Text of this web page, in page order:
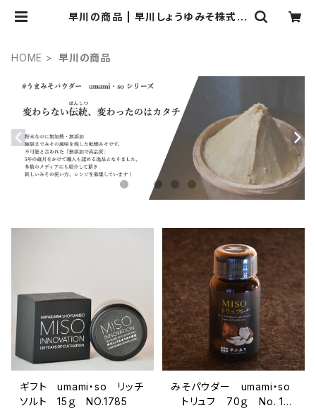
早川の商品 | 早川しょうゆみそ株式会
HOME 早川の商品
ギフト umami・so リッチ
ソルト 15ｇ NO.1785
みそパウダー umami・so
トリュフ 70ｇ No. 17